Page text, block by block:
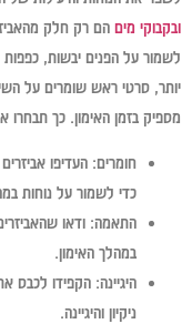
ובקבוקי מים הם רק חלק
לשמור על הפנים יבשות, כפפות
יותר, סרטי ראש שומרים על
מספיק בזמן האימון. כך תבחרו
חומרים: העדיפו
כדי לשמור על נוחות
התאמה: ודאו
במהלך האימון.
היגיינה: הקפידו לכבס
ניקיון והיגיינה.